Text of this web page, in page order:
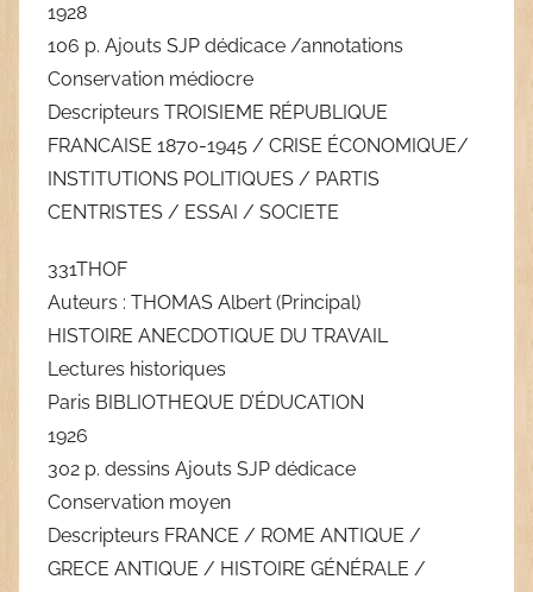
1928
106 p. Ajouts SJP dédicace /annotations
Conservation médiocre
Descripteurs TROISIEME RÉPUBLIQUE
FRANCAISE 1870-1945 / CRISE ÉCONOMIQUE/
INSTITUTIONS POLITIQUES / PARTIS
CENTRISTES / ESSAI / SOCIETE
331THOF
Auteurs : THOMAS Albert (Principal)
HISTOIRE ANECDOTIQUE DU TRAVAIL
Lectures historiques
Paris BIBLIOTHEQUE D’ÉDUCATION
1926
302 p. dessins Ajouts SJP dédicace
Conservation moyen
Descripteurs FRANCE / ROME ANTIQUE /
GRECE ANTIQUE / HISTOIRE GÉNÉRALE /